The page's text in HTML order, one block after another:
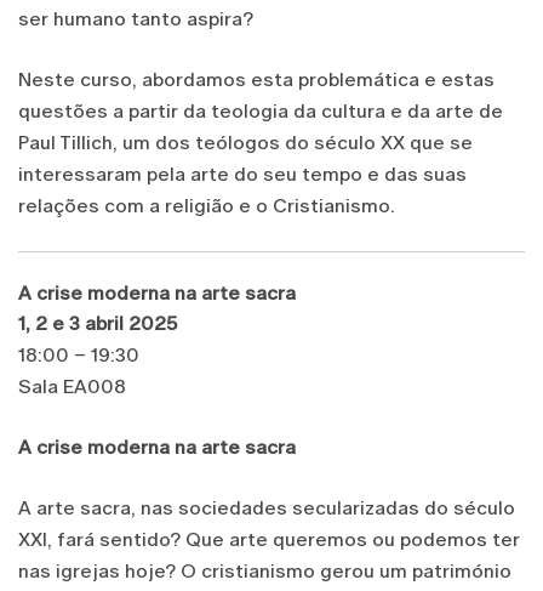
ser humano tanto aspira?
Neste curso, abordamos esta problemática e estas
questões a partir da teologia da cultura e da arte de
Paul Tillich, um dos teólogos do século XX que se
interessaram pela arte do seu tempo e das suas
relações com a religião e o Cristianismo.
A crise moderna na arte sacra
1, 2 e 3 abril 2025
18:00 – 19:30
Sala EA008
A crise moderna na arte sacra
A arte sacra, nas sociedades secularizadas do século
XXI, fará sentido? Que arte queremos ou podemos ter
nas igrejas hoje? O cristianismo gerou um património